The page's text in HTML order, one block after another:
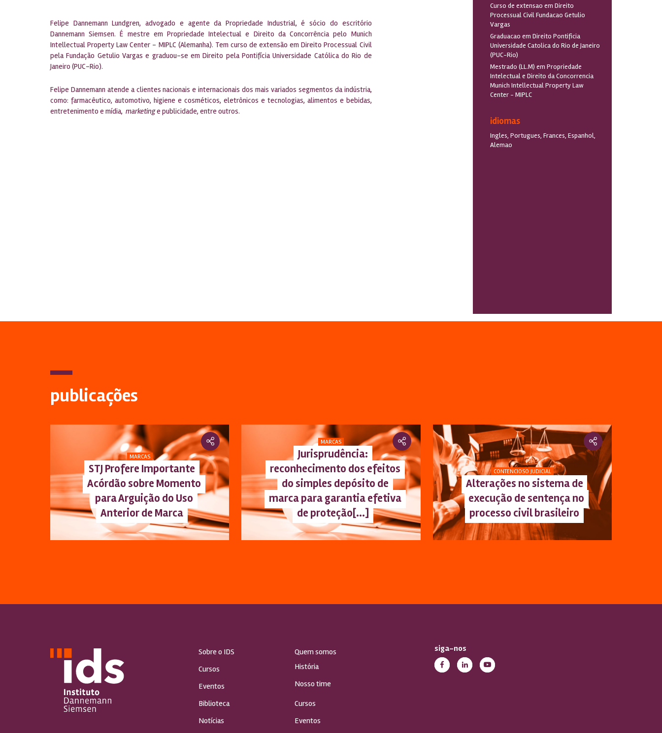
Felipe Dannemann Lundgren, advogado e agente da Propriedade Industrial, é sócio do escritório
Dannemann Siemsen. É mestre em Propriedade Intelectual e Direito da Concorrência pelo Munich
Intellectual Property Law Center – MIPLC (Alemanha). Tem curso de extensão em Direito Processual Civil
pela Fundação Getulio Vargas e graduou-se em Direito pela Pontifícia Universidade Católica do Rio de
Janeiro (PUC-Rio).
Felipe Dannemann atende a clientes nacionais e internacionais dos mais variados segmentos da indústria,
como: farmacêutico, automotivo, higiene e cosméticos, eletrônicos e tecnologias, alimentos e bebidas,
entretenimento e mídia, marketinge publicidade, entre outros.
Curso de extensao em Direito
Processual Civil Fundacao Getulio
Vargas
Graduacao em Direito Pontificia
Universidade Catolica do Rio de Janeiro
(PUC-Rio)
Mestrado (LL.M) em Propriedade
Intelectual e Direito da Concorrencia
Munich Intellectual Property Law
Center - MIPLC
idiomas
Ingles, Portugues, Frances, Espanhol,
Alemao
publicações
MARCAS
STJ Profere Importante
Acórdão sobre Momento
para Arguição do Uso
Anterior de Marca
MARCAS
Jurisprudência:
reconhecimento dos efeitos
do simples depósito de
marca para garantia efetiva
de proteção[...]
CONTENCIOSO JUDICIAL
Alterações no sistema de
execução de sentença no
processo civil brasileiro
Sobre o IDS
Cursos
Eventos
Biblioteca
Notícias
Quem somos
História
Nosso time
Cursos
Eventos
siga-nos